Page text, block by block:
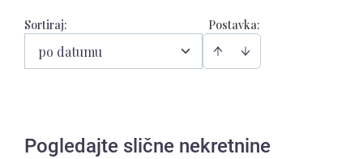
Postavka:
Sortiraj:
po datumu
Pogledajte slične nekretnine